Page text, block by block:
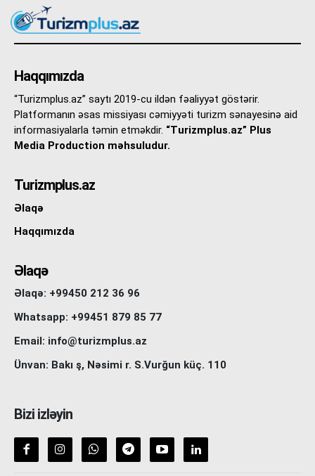
Haqqımızda
“Turizmplus.az” saytı 2019-cu ildən fəaliyyət göstərir.
Platformanın əsas missiyası cəmiyyəti turizm sənayesinə aid
informasiyalarla təmin etməkdir. “Turizmplus.az” Plus
Media Production məhsuludur.
Turizmplus.az
Əlaqə
Haqqımızda
Əlaqə
Əlaqə: +99450 212 36 96
Whatsapp: +99451 879 85 77
Email: info@turizmplus.az
Ünvan: Bakı ş, Nəsimi r. S.Vurğun küç. 110
Bizi izləyin